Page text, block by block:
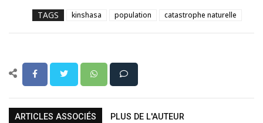
TAGS kinshasa population catastrophe naturelle
ARTICLES ASSOCIÉS PLUS DE L'AUTEUR